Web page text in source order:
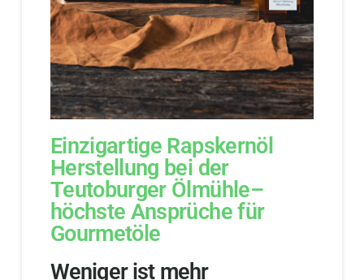
Einzigartige Rapskernöl
Herstellung bei der
Teutoburger Ölmühle–
höchste Ansprüche für
Gourmetöle
Weniger ist mehr